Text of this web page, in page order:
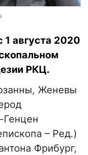
августа 2020
РКЦ.
Женевы
Генцен
– Ред.)
Фрибург,